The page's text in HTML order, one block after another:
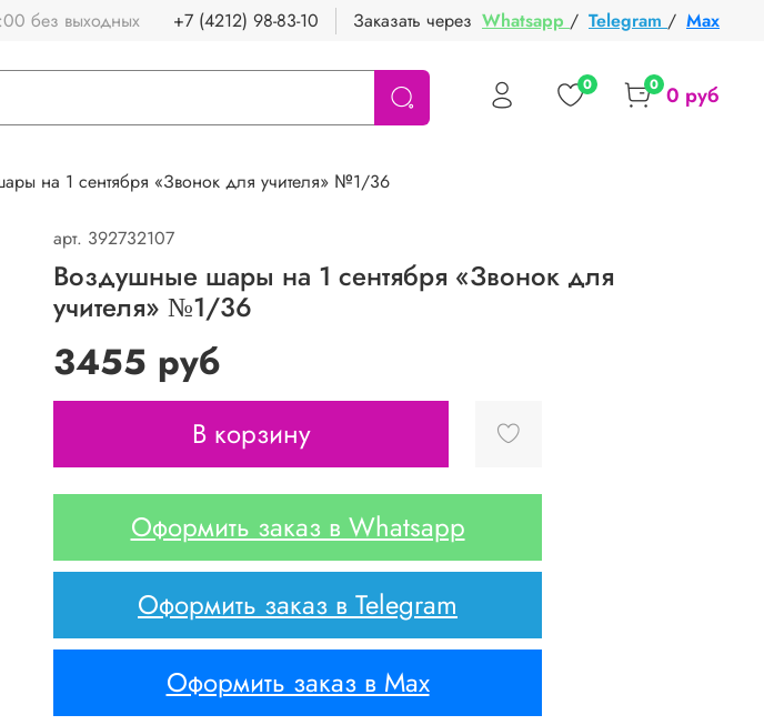
без выходных +7 (4212) 98-83-10 Заказать через Whatsapp / Telegram / Max
0 0 0 руб
на 1 сентября «Звонок для учителя» №1/36
арт. 392732107
Воздушные шары на 1 сентября «Звонок для
учителя» №1/36
3455 руб
В корзину
Оформить заказ в Whatsapp
Оформить заказ в Telegram
Оформить заказ в Max